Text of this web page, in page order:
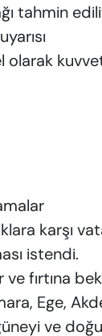
tahmin
olarak
karşı
istendi.
fırtına
Ege,
ve